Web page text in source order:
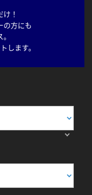
！
の方にも
します。